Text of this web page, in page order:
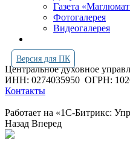
Газета «Маглюмат
Фотогалерея
Видеогалерея
Версия для ПК
Центральное духовное
ИНН: 0274035950 ОГРН:
Контакты
Работает на «1С-Битрикс:
Назад Вперед